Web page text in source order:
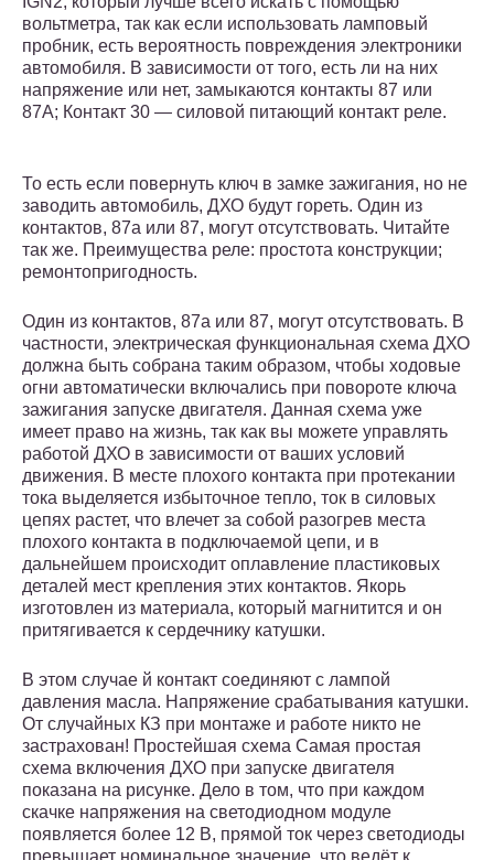
вольтметра, так как если использовать ламповый
пробник, есть вероятность повреждения электроники
автомобиля. В зависимости от того, есть ли на них
напряжение или нет, замыкаются контакты 87 или
87А; Контакт 30 — силовой питающий контакт реле.
То есть если повернуть ключ в замке зажигания, но не
заводить автомобиль, ДХО будут гореть. Один из
контактов, 87а или 87, могут отсутствовать. Читайте
так же. Преимущества реле: простота конструкции;
ремонтопригодность.
Один из контактов, 87а или 87, могут отсутствовать. В
частности, электрическая функциональная схема ДХО
должна быть собрана таким образом, чтобы ходовые
огни автоматически включались при повороте ключа
зажигания запуске двигателя. Данная схема уже
имеет право на жизнь, так как вы можете управлять
работой ДХО в зависимости от ваших условий
движения. В месте плохого контакта при протекании
тока выделяется избыточное тепло, ток в силовых
цепях растет, что влечет за собой разогрев места
плохого контакта в подключаемой цепи, и в
дальнейшем происходит оплавление пластиковых
деталей мест крепления этих контактов. Якорь
изготовлен из материала, который магнитится и он
притягивается к сердечнику катушки.
В этом случае й контакт соединяют с лампой
давления масла. Напряжение срабатывания катушки.
От случайных КЗ при монтаже и работе никто не
застрахован! Простейшая схема Самая простая
схема включения ДХО при запуске двигателя
показана на рисунке. Дело в том, что при каждом
скачке напряжения на светодиодном модуле
появляется более 12 В, прямой ток через светодиоды